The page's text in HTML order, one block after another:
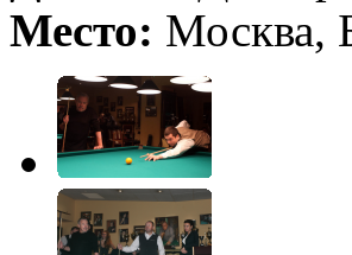
Место: Москва,